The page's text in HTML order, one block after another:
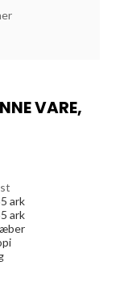
VARE,
ark
ark